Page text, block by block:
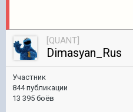
[QUANT]
Dimasyan_Rus
Участник
844 публикации
13 395 боёв